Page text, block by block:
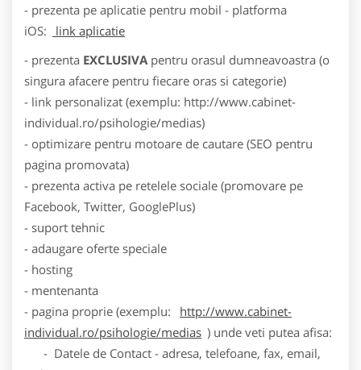
- prezenta pe aplicatie pentru mobil - platforma
iOS:
link aplicatie
- prezenta EXCLUSIVA pentru orasul dumneavoastra (o
singura afacere pentru fiecare oras si categorie)
- link personalizat (exemplu: http://www.cabinet-
individual.ro/psihologie/medias)
- optimizare pentru motoare de cautare (SEO pentru
pagina promovata)
- prezenta activa pe retelele sociale (promovare pe
Facebook, Twitter, GooglePlus)
- suport tehnic
- adaugare oferte speciale
- hosting
- mentenanta
- pagina proprie (exemplu:
http://www.cabinet-
individual.ro/psihologie/medias ) unde veti putea afisa:
- Datele de Contact - adresa, telefoane, fax, email,